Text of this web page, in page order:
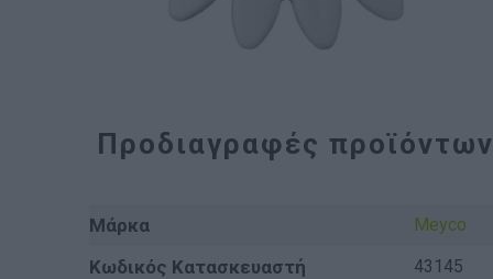
Προδιαγραφές προϊόντων
Μάρκα Meyco
Κωδικός Κατασκευαστή 43145